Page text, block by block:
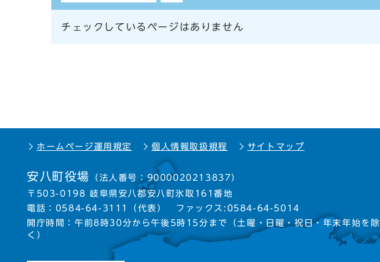
チェックしているページはありません
ホームページ運用規定 個人情報取扱規程 サイトマップ
安八町役場 （法人番号：9000020213837）
〒503-0198 岐阜県安八郡安八町氷取161番地
電話： 0584-64-3111 （代表） ファックス:0584-64-5014
開庁時間：午前8時30分から午後5時15分まで
（土曜・日曜・祝日・年末年始を除
く）